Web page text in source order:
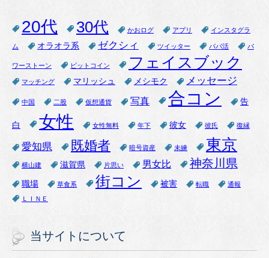
20代 30代 かおログ アプリ インスタグラ
ム オラオラ系 ゼクシィ ツイッター パパ活 パ
ワーストーン ビットコイン フェイスブック
マッチング マリッシュ メシモク メッセージ
中国 二股 仮想通貨 写真 合コン 告
白 女性 女性無料 年下 彼女 彼氏 復縁
愛知県 既婚者 暗号資産 未練 東京
横山建 滋賀県 片思い 男女比 神奈川県
職場 草食系 街コン 被害 転職
通報
ＬＩＮＥ
当サイトについて